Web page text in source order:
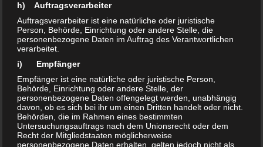
gängigen und biozid wirkenden chemischen Verbindungen
gewappnet. Sie sind schlichtweg resistent gegen die
gängigen Desinfektionsmittel. Häufig eingesetzte Biozide
d.h. einige Arten von Erregern werden eliminiert, andere
jedoch nicht.
Welche Oxidationsmittel eignen sich zur
Desinfektion?
h) Auftragsverarbeiter
Auftragsverarbeiter ist eine natürliche oder juristische
Person, Behörde, Einrichtung oder andere Stelle, die
personenbezogene Daten im Auftrag des Verantwortlichen
verarbeitet.
i) Empfänger
Empfänger ist eine natürliche oder juristische Person,
Behörde, Einrichtung oder andere Stelle, der
personenbezogene Daten offengelegt werden, unabhängig
davon, ob es sich bei ihr um einen Dritten handelt oder nicht.
Behörden, die im Rahmen eines bestimmten
Untersuchungsauftrags nach dem Unionsrecht oder dem
Recht der Mitgliedstaaten möglicherweise
personenbezogene Daten erhalten, gelten jedoch nicht als